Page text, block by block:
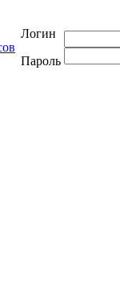
Логин
Пароль